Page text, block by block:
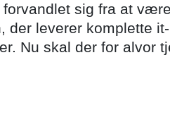
sig fra at
leverer komplette
Nu skal der for alvor